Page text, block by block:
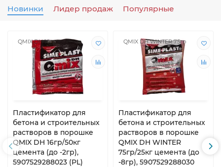
Новинки Лидер продаж Популярные
QMIX DH 16гр
Пластификатор для
бетона и строительных
растворов в порошке
QMIX DH 16гр/50кг
цемента (до -2гр),
5907529288023 (PL)
QMIX DH WINTER 75гр
Пластификатор для
бетона и строительных
растворов в порошке
QMIX DH WINTER
75гр/25кг цемента (до
-8гр), 5907529288030